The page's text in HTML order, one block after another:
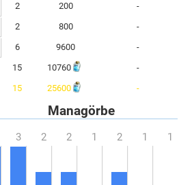
2 200
-
2 800
-
6 9600
-
15 10760
-
15 25600 -
Managörbe